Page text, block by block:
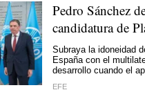
Pedro Sánchez
candidatura de
Subraya la idoneidad
España con el
desarrollo cuando el
EFE